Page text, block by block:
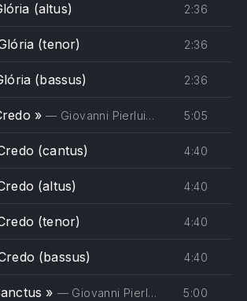
(altus) 2:36
(tenor) 2:36
(bassus) 2:36
»— Giovanni Pierluigi da Palestrina - Oxford Camerata, Jeremy Summerly 5:05
(cantus) 4:40
(altus) 4:40
(tenor) 4:40
(bassus) 4:40
» — Giovanni Pierluigi da Palestrina - Oxford Camerata, Jeremy Summerly 5:00